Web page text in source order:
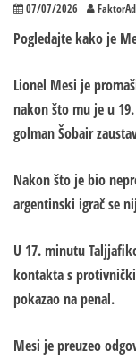
07/07/2026
Pogledajte kako je
Lionel Mesi je
nakon što mu je u
golman Šobair
Nakon što je bio
argentinski igrač se
U 17. minutu
kontakta s
pokazao na penal.
Mesi je preuzeo